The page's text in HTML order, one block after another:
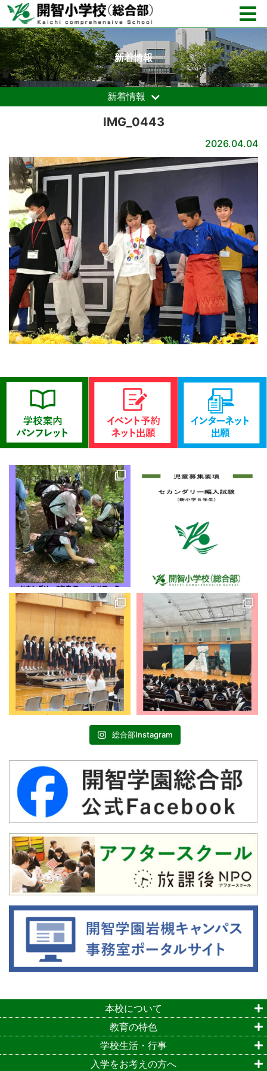
新着情報
新着情報
IMG_0443
2026.04.04
総合部Instagram
本校について
教育の特色
学校生活・行事
入学をお考えの方へ